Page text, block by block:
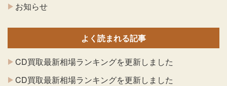
お知らせ
よく読まれる記事
CD買取最新相場ランキングを更新しました
CD買取最新相場ランキングを更新しました